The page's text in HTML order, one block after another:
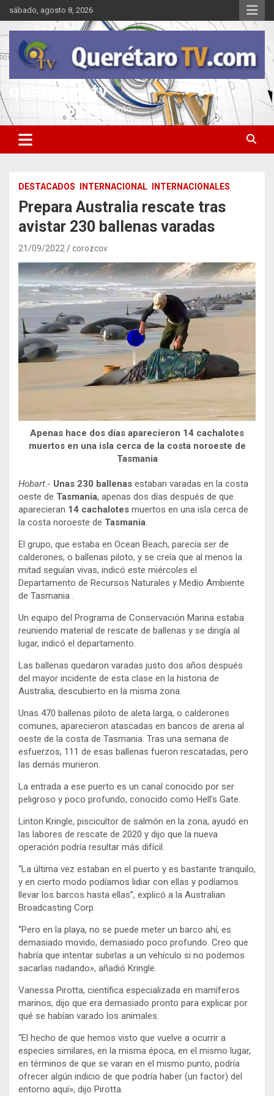
Saltar
al
contenido
sábado, agosto 8, 2026
queretarotv
Información y entretenimiento
DESTACADOS INTERNACIONAL INTERNACIONALES
Prepara Australia rescate tras
avistar 230 ballenas varadas
21/09/2022 corozcov
Apenas hace dos días aparecieron 14 cachalotes
muertos en una isla cerca de la costa noroeste de
Tasmania
Hobart .- Unas 230 ballenas estaban varadas en la costa
oeste de Tasmania, apenas dos días después de que
aparecieran 14 cachalotes muertos en una isla cerca de
la costa noroeste de Tasmania
El grupo, que estaba en Ocean Beach, parecía ser de
calderones, o ballenas piloto, y se creía que al menos la
mitad seguían vivas, indicó este miércoles el
Departamento de Recursos Naturales y Medio Ambiente
de Tasmania .
Un equipo del Programa de Conservación Marina estaba
reuniendo material de rescate de ballenas y se dirigía al
lugar, indicó el departamento.
Las ballenas quedaron varadas justo dos años después
del mayor incidente de esta clase en la historia de
Australia, descubierto en la misma zona.
Unas 470 ballenas piloto de aleta larga, o calderones
comunes, aparecieron atascadas en bancos de arena al
oeste de la costa de Tasmania. Tras una semana de
esfuerzos, 111 de esas ballenas fueron rescatadas, pero
las demás murieron.
La entrada a ese puerto es un canal conocido por ser
peligroso y poco profundo, conocido como Hell’s Gate.
Linton Kringle, piscicultor de salmón en la zona, ayudó en
las labores de rescate de 2020 y dijo que la nueva
operación podría resultar más difícil.
“La última vez estaban en el puerto y es bastante tranquilo,
y en cierto modo podíamos lidiar con ellas y podíamos
llevar los barcos hasta ellas”, explicó a la Australian
Broadcasting Corp.
“Pero en la playa, no se puede meter un barco ahí, es
demasiado movido, demasiado poco profundo. Creo que
habría que intentar subirlas a un vehículo si no podemos
sacarlas nadando», añadió Kringle.
Vanessa Pirotta, científica especializada en mamíferos
marinos, dijo que era demasiado pronto para explicar por
qué se habían varado los animales.
“El hecho de que hemos visto que vuelve a ocurrir a
especies similares, en la misma época, en el mismo lugar,
en términos de que se varan en el mismo punto, podría
ofrecer algún indicio de que podría haber (un factor) del
entorno aquí», dijo Pirotta.